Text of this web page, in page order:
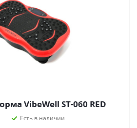
VibeWell ST-060 RED
Есть в наличии